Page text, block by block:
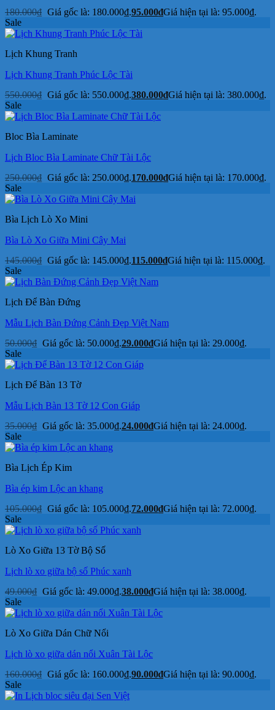
180.000₫ Giá gốc là: 180.000₫.95.000₫Giá hiện tại là: 95.000₫.
Sale
Lịch Khung Tranh
Lịch Khung Tranh Phúc Lộc Tài
550.000₫ Giá gốc là: 550.000₫.380.000₫Giá hiện tại là: 380.000₫.
Sale
Bloc Bìa Laminate
Lịch Bloc Bìa Laminate Chữ Tài Lộc
250.000₫ Giá gốc là: 250.000₫.170.000₫Giá hiện tại là: 170.000₫.
Sale
Bìa Lịch Lò Xo Mini
Bìa Lò Xo Giữa Mini Cây Mai
145.000₫ Giá gốc là: 145.000₫.115.000₫Giá hiện tại là: 115.000₫.
Sale
Lịch Để Bàn Đứng
Mẫu Lịch Bàn Đứng Cảnh Đẹp Việt Nam
50.000₫ Giá gốc là: 50.000₫.29.000₫Giá hiện tại là: 29.000₫.
Sale
Lịch Để Bàn 13 Tờ
Mẫu Lịch Bàn 13 Tờ 12 Con Giáp
35.000₫ Giá gốc là: 35.000₫.24.000₫Giá hiện tại là: 24.000₫.
Sale
Bìa Lịch Ép Kim
Bìa ép kim Lộc an khang
105.000₫ Giá gốc là: 105.000₫.72.000₫Giá hiện tại là: 72.000₫.
Sale
Lò Xo Giữa 13 Tờ Bộ Số
Lịch lò xo giữa bộ số Phúc xanh
49.000₫ Giá gốc là: 49.000₫.38.000₫Giá hiện tại là: 38.000₫.
Sale
Lò Xo Giữa Dán Chữ Nổi
Lịch lò xo giữa dán nổi Xuân Tài Lộc
160.000₫ Giá gốc là: 160.000₫.90.000₫Giá hiện tại là: 90.000₫.
Sale